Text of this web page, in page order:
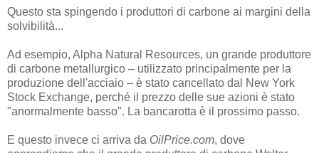
Questo sta spingendo i produttori di carbone ai margini della
solvibilità...
Ad esempio, Alpha Natural Resources, un grande produttore
di carbone metallurgico – utilizzato principalmente per la
produzione dell'acciaio – è stato cancellato dal New York
Stock Exchange, perché il prezzo delle sue azioni è stato
"anormalmente basso". La bancarotta è il prossimo passo.
E questo invece ci arriva da OilPrice.com, dove